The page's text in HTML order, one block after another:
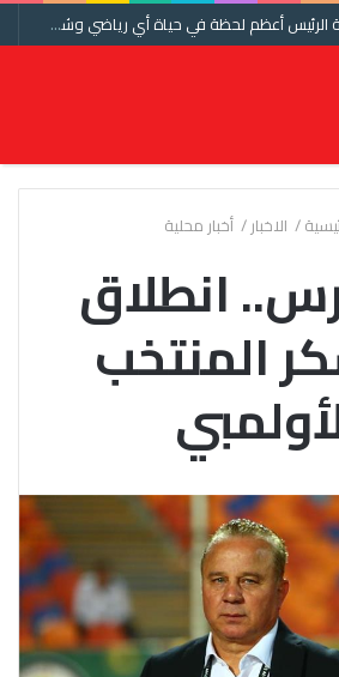
محمد حشيش : مقابلة الرئيس أعظم لحظة في حياة أي رياضي وشكرا اتحاد الكرة ومنتخب مصر
/ الاخبار/ أخبار محلية
انطلاق
المنتخب